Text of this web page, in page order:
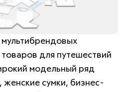
для путешествий
модельный ряд
сумки, бизнес-